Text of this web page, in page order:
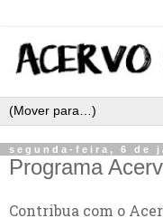
segunda-feira, 6 de
Programa
Contribua com o